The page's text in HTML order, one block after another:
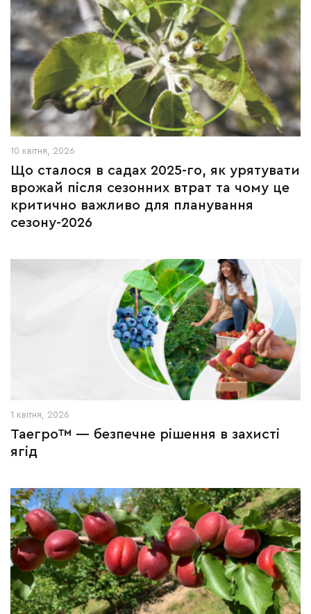
10 квітня, 2026
Що сталося в садах 2025-го, як урятувати
врожай після сезонних втрат та чому це
критично важливо для планування
сезону-2026
1 квітня, 2026
Таегро™ — безпечне рішення в захисті
ягід